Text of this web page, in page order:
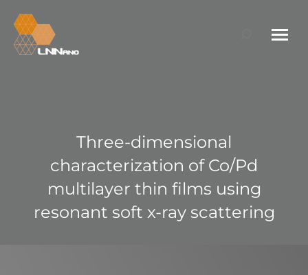
Search:
Three-dimensional
characterization of Co/Pd
multilayer thin films using
resonant soft x-ray scattering